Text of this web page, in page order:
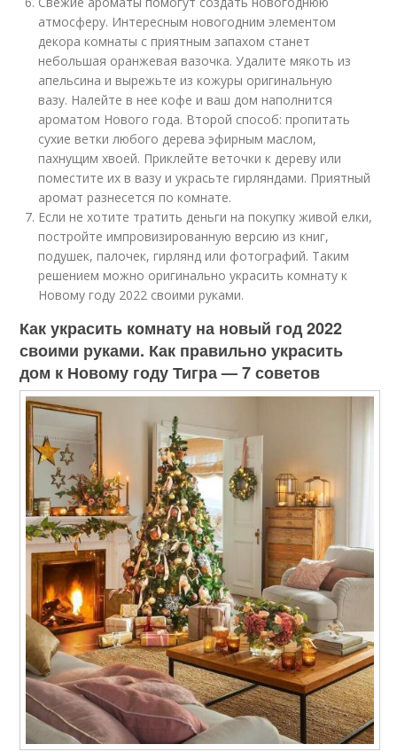
атмосферу. Интересным новогодним элементом
декора комнаты с приятным запахом станет
небольшая оранжевая вазочка. Удалите мякоть из
апельсина и вырежьте из кожуры оригинальную
вазу. Налейте в нее кофе и ваш дом наполнится
ароматом Нового года. Второй способ: пропитать
сухие ветки любого дерева эфирным маслом,
пахнущим хвоей. Приклейте веточки к дереву или
поместите их в вазу и украсьте гирляндами. Приятный
аромат разнесется по комнате.
Если не хотите тратить деньги на покупку живой елки,
постройте импровизированную версию из книг,
подушек, палочек, гирлянд или фотографий. Таким
решением можно оригинально украсить комнату к
Новому году 2022 своими руками.
Как украсить комнату на новый год 2022
своими руками. Как правильно украсить
дом к Новому году Тигра — 7 советов